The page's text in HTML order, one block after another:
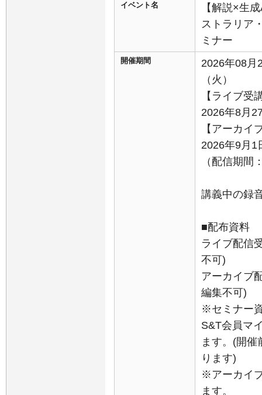
イベント名
【解説×生
ストラリア
ミナー
開催期間
2026年08月
（火）
【ライブ受
2026年8月
【アーカイ
2026年9月1
（配信期間
講義中の録
■配布資料
ライブ配信
不可)
アーカイブ
編集不可)
※セミナー
S&T会員マ
ます。(開催
ります)
※アーカイ
ます。